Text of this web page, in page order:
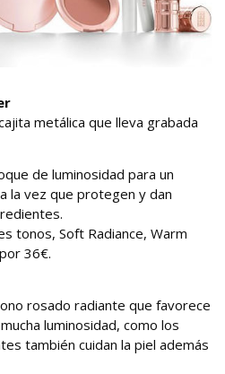
metálica que lleva grabada
de luminosidad para un
la vez que protegen y dan
tonos, Soft Radiance, Warm
36€.
rosado radiante que favorece
luminosidad, como los
también cuidan la piel además